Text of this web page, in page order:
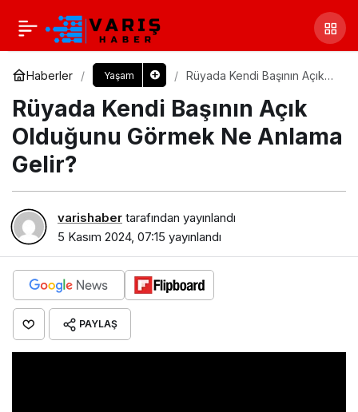
Haberler Yaşam
Rüyada Kendi Başının Açık
Anlama Gelir?
Rüyada Kendi Başının Açık
Olduğunu Görmek Ne Anlama
Gelir?
varishaber tarafından yayınlandı
5 Kasım 2024, 07:15 yayınlandı
PAYLAŞ